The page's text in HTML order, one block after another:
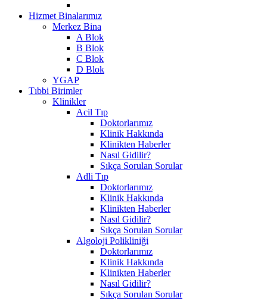
Hizmet Binalarımız
Merkez Bina
A Blok
B Blok
C Blok
D Blok
YGAP
Tıbbi Birimler
Klinikler
Acil Tıp
Doktorlarımız
Klinik Hakkında
Klinikten Haberler
Nasıl Gidilir?
Sıkça Sorulan Sorular
Adli Tıp
Doktorlarımız
Klinik Hakkında
Klinikten Haberler
Nasıl Gidilir?
Sıkça Sorulan Sorular
Algoloji Polikliniği
Doktorlarımız
Klinik Hakkında
Klinikten Haberler
Nasıl Gidilir?
Sıkça Sorulan Sorular